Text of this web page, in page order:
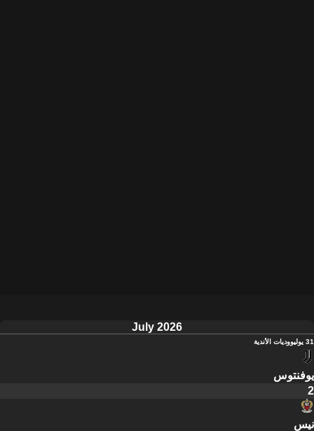
July 2026
31 يوليو وديات الأندية
يوفنتوس
2
نيس